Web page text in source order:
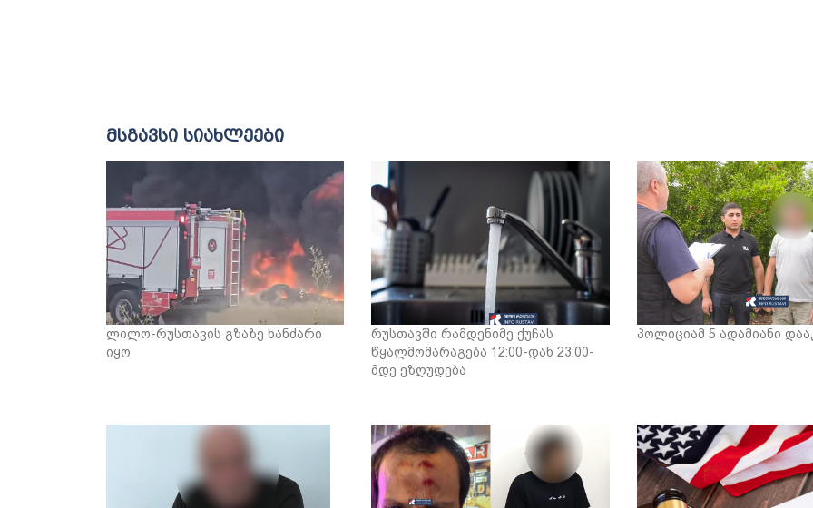
მსგავსი სიახლეები
ლილო-რუსთავის გზაზე ხანძარი
იყო
რუსთავში რამდენიმე ქუჩას
წყალმომარაგება 12:00-დან 23:00-
მდე ეზღუდება
პოლიციამ 5 ადამიანი